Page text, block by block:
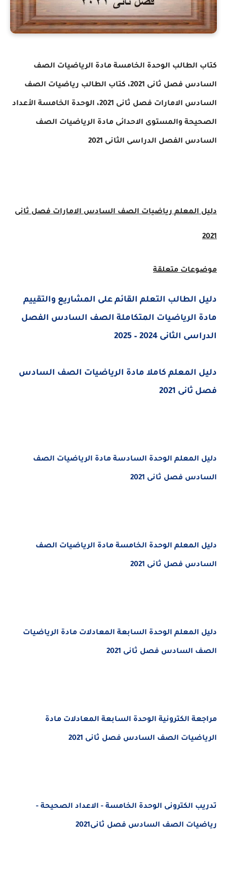
كتاب الطالب الوحدة الخامسة مادة الرياضيات الصف
السادس فصل ثانى 2021 ، كتاب الطالب رياضيات الصف
السادس الامارات فصل ثانى 2021 ، الوحدة الخامسة الأعداد
الصحيحة والمستوى الاحدائى مادة الرياضيات الصف
السادس الفصل الدراسى الثانى 2021
دليل المعلم رياضيات الصف السادس الامارات فصل ثانى
2021
موضوعات متعلقة
دليل الطالب التعلم القائم على المشاريع والتقييم
مادة الرياضيات المتكاملة الصف السادس الفصل
الدراسى الثانى 2024 – 2025
دليل المعلم كاملا مادة الرياضيات الصف السادس
فصل ثانى 2021
دليل المعلم الوحدة السادسة مادة الرياضيات الصف
السادس فصل ثانى 2021
دليل المعلم الوحدة الخامسة مادة الرياضيات الصف
السادس فصل ثانى 2021
دليل المعلم الوحدة السابعة المعادلات مادة الرياضيات
الصف السادس فصل ثانى 2021
مراجعة الكترونية الوحدة السابعة المعادلات مادة
الرياضيات الصف السادس فصل ثانى 2021
تدريب الكترونى الوحدة الخامسة - الاعداد الصحيحة -
رياضيات الصف السادس فصل ثانى2021